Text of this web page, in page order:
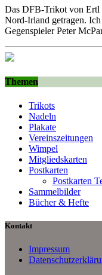
Das DFB-Trikot von Ertl
Nord-Irland getragen.
Gegenspieler Peter
Themen
Trikots
Nadeln
Plakate
Vereinszeitungen
Wimpel
Mitgliedskarten
Postkarten
Postkarten
Sammelbilder
Bücher & Hefte
Kontakt
Impressum